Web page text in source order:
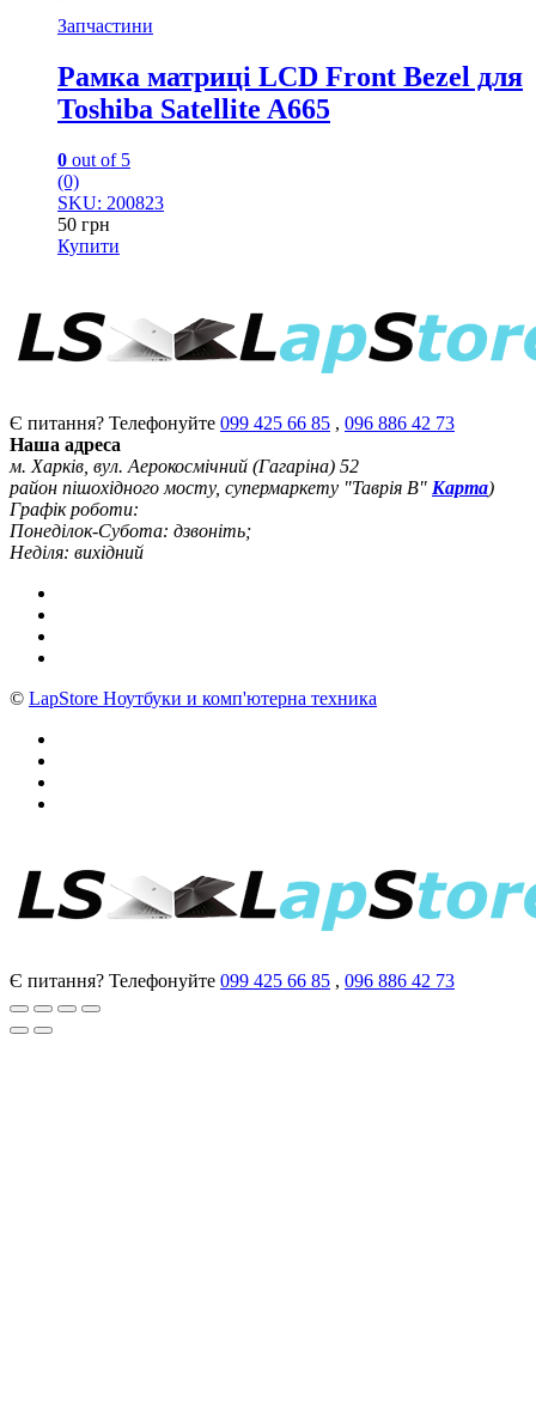
Запчастини
Рамка матриці LCD Front Bezel для
Toshiba Satellite A665
0 out of 5
(0)
SKU: 200823
50 грн
Купити
Є питання? Телефонуйте 099 425 66 85 , 096 886 42 73
Наша адреса
м. Харків, вул. Аерокосмічний (Гагаріна) 52
район пішохідного мосту, супермаркету "Таврія В" Карта)
Графік роботи:
Понеділок-Субота: дзвоніть;
Неділя: вихідний
© LapStore Ноутбуки и комп'ютерна техника
Є питання? Телефонуйте 099 425 66 85 , 096 886 42 73